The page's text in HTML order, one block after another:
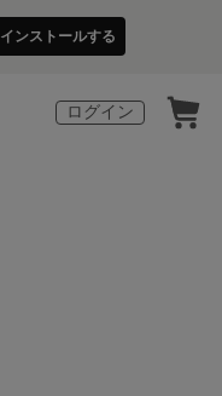
インストールする
ログイン